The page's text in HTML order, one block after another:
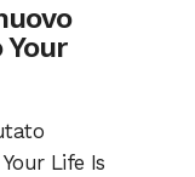
Life Is